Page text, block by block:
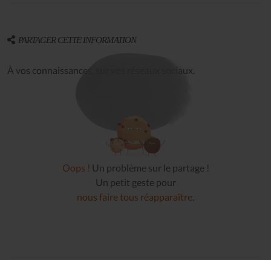
PARTAGER CETTE INFORMATION
À vos connaissances, sur vos réseaux sociaux.
Oops ! Un problème sur le partage !
Un petit geste pour
nous faire tous réapparaître